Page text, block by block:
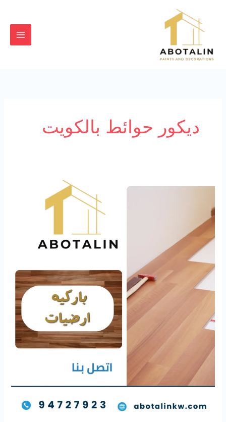
المحتوى
ديكور حوائط بالكويت
ارضيات